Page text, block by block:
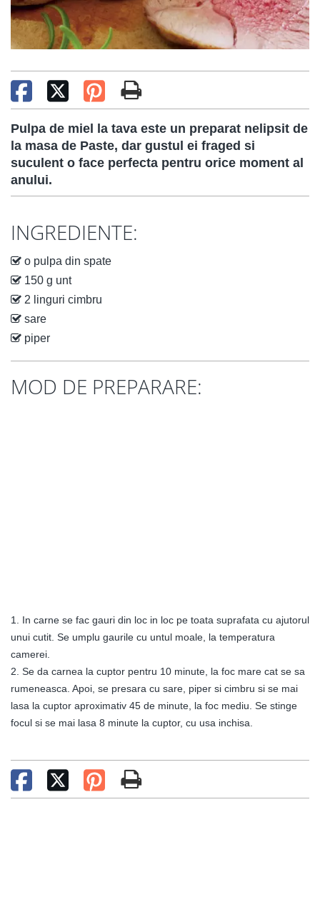
Pulpa de miel la tava este un preparat nelipsit de
la masa de Paste, dar gustul ei fraged si
suculent o face perfecta pentru orice moment al
anului.
INGREDIENTE:
o pulpa din spate
150 g unt
2 linguri cimbru
sare
piper
MOD DE PREPARARE:
1. In carne se fac gauri din loc in loc pe toata suprafata cu ajutorul
unui cutit. Se umplu gaurile cu untul moale, la temperatura
camerei.
2. Se da carnea la cuptor pentru 10 minute, la foc mare cat se sa
rumeneasca. Apoi, se presara cu sare, piper si cimbru si se mai
lasa la cuptor aproximativ 45 de minute, la foc mediu. Se stinge
focul si se mai lasa 8 minute la cuptor, cu usa inchisa.